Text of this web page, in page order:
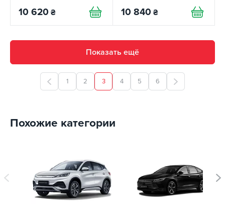
10 620 ₴ 10 840 ₴
Показать ещё
1 2 3 4 5 6
Похожие категории